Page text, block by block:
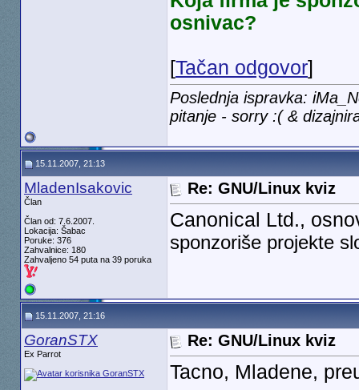
osnivac?
[Tačan odgovor]
Poslednja ispravka:
pitanje - sorry :( &
15.11.2007, 21:13
MladenIsakovic
Član
Član od: 7.6.2007.
Lokacija: Šabac
Poruke: 376
Zahvalnice: 180
Zahvaljeno 54 puta na 39 poruka
Re: GNU/Linux kviz
Canonical Ltd.,
sponzoriše projekte
15.11.2007, 21:16
GoranSTX
Ex Parrot
Re: GNU/Linux kviz
Tacno, Mladene,